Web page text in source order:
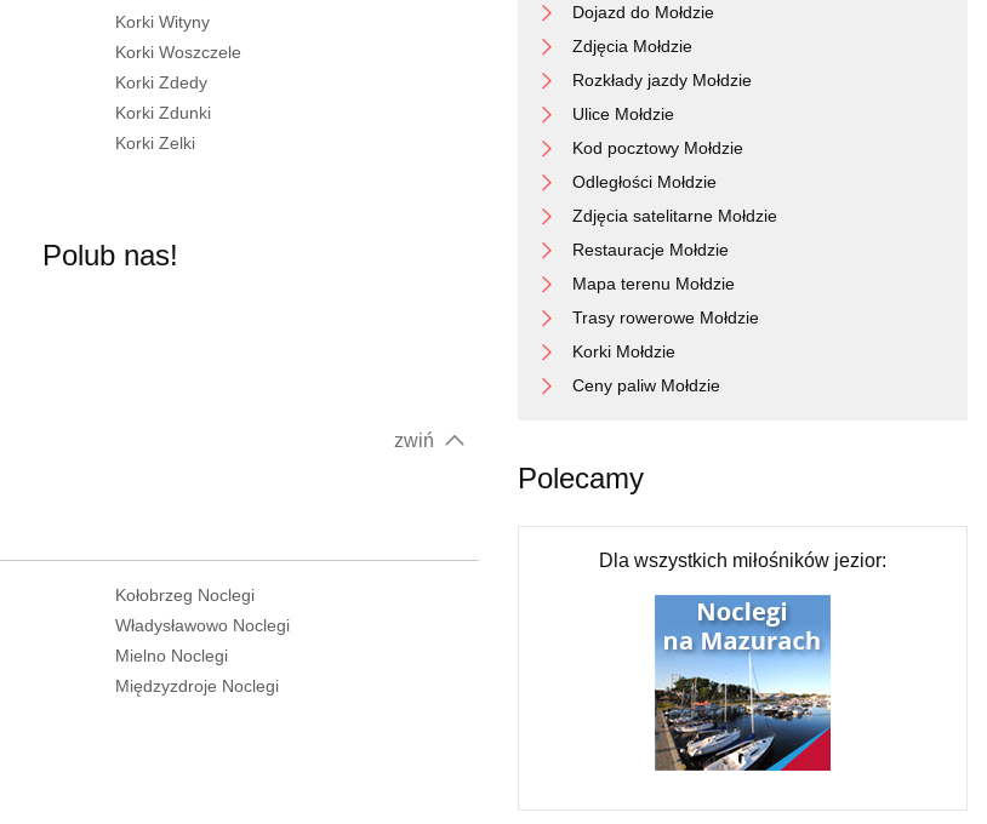
Korki Wityny
Korki Woszczele
Korki Zdedy
Korki Zdunki
Korki Zelki
Polub nas!
zwiń
Kołobrzeg Noclegi
Władysławowo Noclegi
Mielno Noclegi
Międzyzdroje Noclegi
Dojazd do Mołdzie
Zdjęcia Mołdzie
Rozkłady jazdy Mołdzie
Ulice Mołdzie
Kod pocztowy Mołdzie
Odległości Mołdzie
Zdjęcia satelitarne Mołdzie
Restauracje Mołdzie
Mapa terenu Mołdzie
Trasy rowerowe Mołdzie
Korki Mołdzie
Ceny paliw Mołdzie
Polecamy
Dla wszystkich miłośników jezior: